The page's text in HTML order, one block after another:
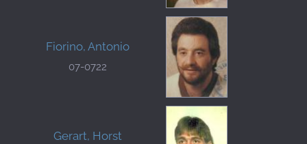
Fiorino, Antonio
07-0722
Gerart, Horst